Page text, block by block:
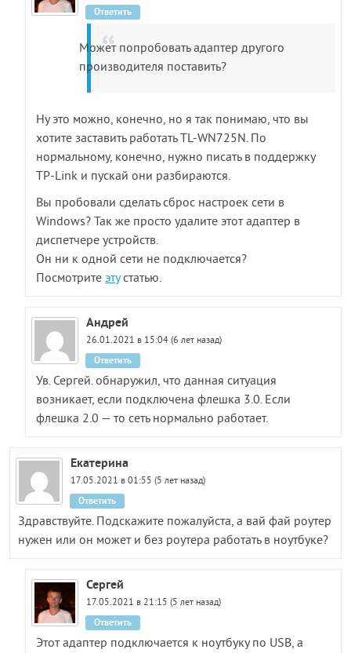
Может попробовать адаптер другого
производителя поставить?
Ну это можно, конечно, но я так понимаю, что вы
хотите заставить работать TL-WN725N. По
нормальному, конечно, нужно писать в поддержку
TP-Link и пускай они разбираются.
Вы пробовали сделать сброс настроек сети в
Windows? Так же просто удалите этот адаптер в
диспетчере устройств.
Он ни к одной сети не подключается?
Посмотритеэтустатью.
Ответить
Андрей
26.01.2021 в 15:04 (6 лет назад)
Ув. Сергей. обнаружил, что данная ситуация
возникает, если подключена флешка 3.0. Если
флешка 2.0 — то сеть нормально работает.
Ответить
Екатерина
17.05.2021 в 01:55 (5 лет назад)
Здравствуйте. Подскажите пожалуйста, а вай фай роутер
нужен или он может и без роутера работать в ноутбуке?
Ответить
Сергей
17.05.2021 в 21:15 (5 лет назад)
Этот адаптер подключается к ноутбуку по USB, а
Ответить